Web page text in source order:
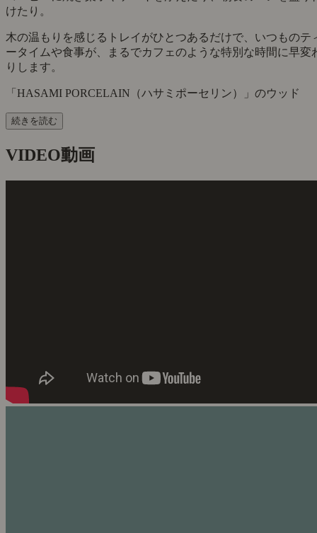
けたり。
木の温もりを感じるトレイがひとつあるだけで、いつものテ
ータイムや食事が、まるでカフェのような特別な時間に早変
りします。
「HASAMI PORCELAIN（ハサミポーセリン）」のウッド
続きを読む
VIDEO動画